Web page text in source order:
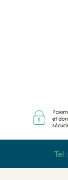
Tel :